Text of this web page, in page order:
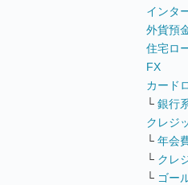
インタ
外貨預
住宅ロ
FX
カード
└ 銀行
クレジ
└ 年会
└ クレ
└ ゴー